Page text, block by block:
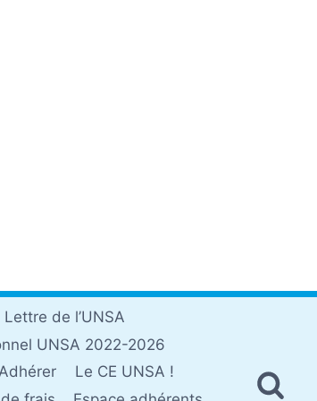
Lettre de l’UNSA
UNSA 2022-2026
Le CE UNSA !